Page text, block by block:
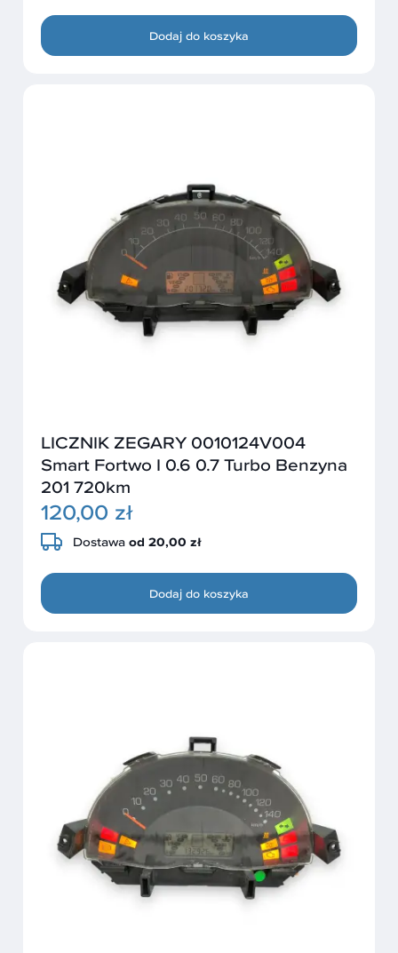
Dodaj do koszyka
LICZNIK ZEGARY 0010124V004
Smart Fortwo I 0.6 0.7 Turbo Benzyna
201 720km
120,00 zł
Dostawa od 20,00 zł
Dodaj do koszyka